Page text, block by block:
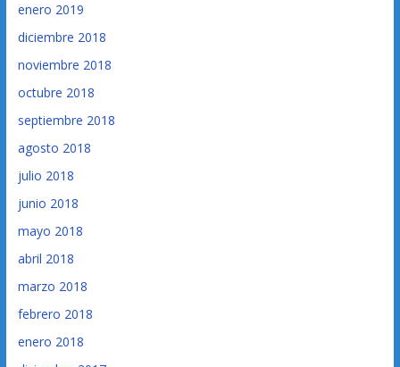
enero 2019
diciembre 2018
noviembre 2018
octubre 2018
septiembre 2018
agosto 2018
julio 2018
junio 2018
mayo 2018
abril 2018
marzo 2018
febrero 2018
enero 2018